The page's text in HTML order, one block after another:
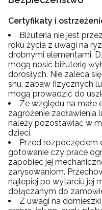
Certyfikaty i
Biżuteria nie jest
roku życia z uwagi na
drobnymi elementami.
mogą nosić biżuterię
dorosłych. Nie zaleca
snu, zabaw fizycznych
mogą prowadzić do
Ze względu na małe
zagrożenie zadławienia
należy pozostawiać w
dzieci.
Przed rozpoczęciem
gotowanie czy prace
zapobiec jej
zarysowaniom.
najlepiej po wytarciu jej
dołączanym do
Z uwagi na